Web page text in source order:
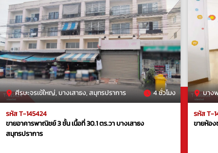
ศีรษะจรเข้ใหญ่, บางเสาธง, สมุทรปราการ 4 ชั่วโมง
รหัส T-145424
ขายอาคารพาณิชย์ 3 ชั้น เนื้อที่ 30.1 ตร.วา บางเสาธง
สมุทรปราการ
บาง
รหัส T-
ขายห้อง